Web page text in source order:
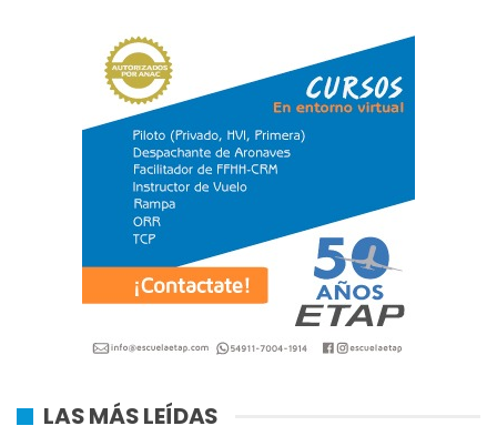
LAS MÁS LEÍDAS